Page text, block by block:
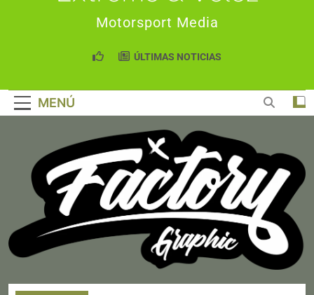
Motorsport Media
ÚLTIMAS NOTICIAS
MENÚ